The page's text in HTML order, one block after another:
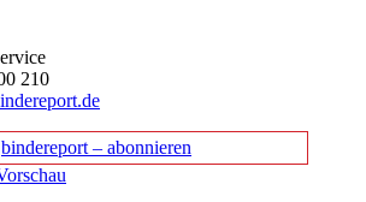
210
bindereport – abonnieren